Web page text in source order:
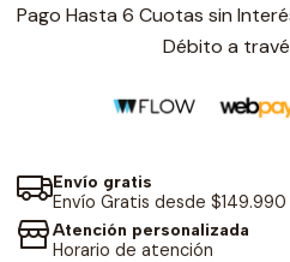
Pago Hasta 6 Cuotas sin
Débito a
Envío gratis
Envío Gratis desde
Atención personalizada
Horario de atención